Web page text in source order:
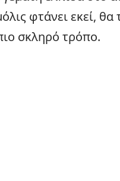
φτάνει εκεί,
σκληρό τρόπο.